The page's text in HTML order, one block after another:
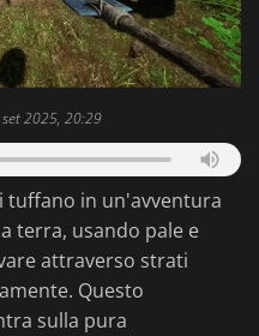
set 2025, 20:29
tuffano in un'avventura
terra, usando pale e
attraverso strati
Questo
sulla pura